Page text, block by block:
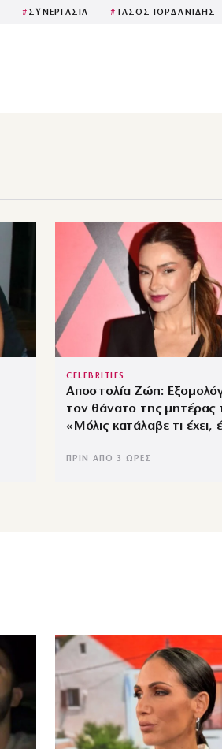
# ΣΥΝΕΡΓΑΣΙΑ # ΤΑΣΟΣ ΙΟΡΔΑΝΙΔΗΣ
CELEBRITIES
Αποστολία Ζώη:
τον θάνατο της μητέρας
«Μόλις κατάλαβε τι έχει,
ΠΡΙΝ ΑΠΌ 3 ΏΡΕΣ